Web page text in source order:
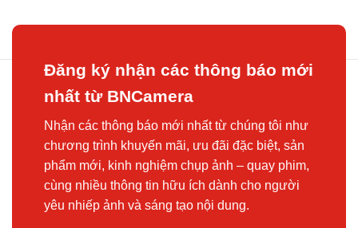
Đăng ký nhận các thông báo mới
nhất từ BNCamera
Nhận các thông báo mới nhất từ chúng tôi như
chương trình khuyến mãi, ưu đãi đặc biệt, sản
phẩm mới, kinh nghiệm chụp ảnh – quay phim,
cùng nhiều thông tin hữu ích dành cho người
yêu nhiếp ảnh và sáng tạo nội dung.